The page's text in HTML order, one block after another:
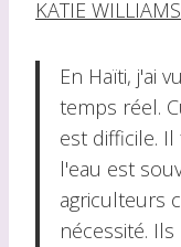
KATIE WILLIAMS
En Haïti, j'ai
temps réel.
est difficile.
l'eau est
agriculteurs
nécessité.